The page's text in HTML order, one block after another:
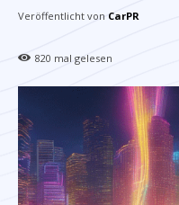
Veröffentlicht von CarPR
820 mal gelesen